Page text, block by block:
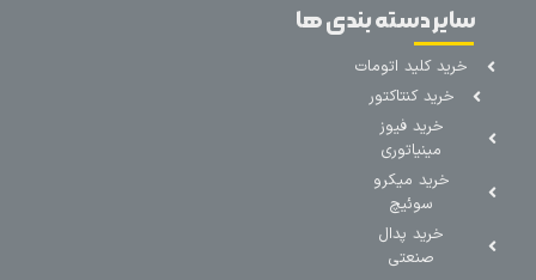
سایر دسته بندی ها
خرید کلید اتومات
خرید کنتاکتور
خرید فیوز
مینیاتوری
خرید میکرو
سوئیچ
خرید پدال
صنعتی